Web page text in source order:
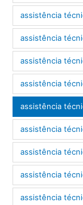
assistência
assistência
assistência
assistência
assistência
assistência
assistência
assistência
assistência